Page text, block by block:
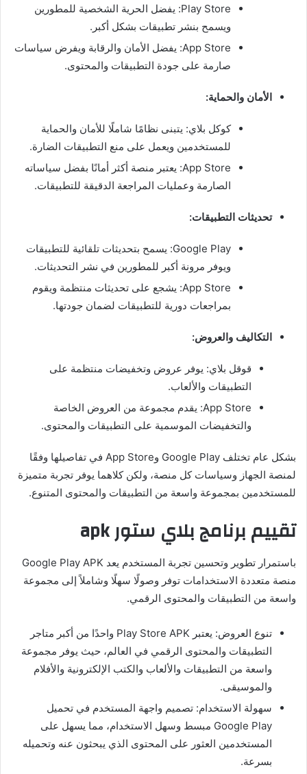
Play Store: يفضل الحرية الشخصية للمطورين
ويسمح بنشر تطبيقات بشكل أكبر.
App Store: يفضل الأمان والرقابة ويفرض سياسات
صارمة على جودة التطبيقات والمحتوى.
الأمان والحماية:
كوكل بلاي: يتبنى نظامًا شاملًا للأمان والحماية
للمستخدمين ويعمل على منع التطبيقات الضارة.
App Store: يعتبر منصة أكثر أمانًا بفضل سياساته
الصارمة وعمليات المراجعة الدقيقة للتطبيقات.
تحديثات التطبيقات:
Google Play: يسمح بتحديثات تلقائية للتطبيقات
ويوفر مرونة أكبر للمطورين في نشر التحديثات.
App Store: يشجع على تحديثات منتظمة ويقوم
بمراجعات دورية للتطبيقات لضمان جودتها.
التكاليف والعروض:
قوقل بلاي: يوفر عروض وتخفيضات منتظمة على
التطبيقات والألعاب.
App Store: يقدم مجموعة من العروض الخاصة
والتخفيضات الموسمية على التطبيقات والمحتوى.
بشكل عام تختلف Google Play وApp Store في تفاصيلها وفقًا
لمنصة الجهاز وسياسات كل منصة، ولكن كلاهما يوفر تجربة متميزة
للمستخدمين بمجموعة واسعة من التطبيقات والمحتوى المتنوع.
تقييم برنامج بلاي ستور apk
باستمرار تطوير وتحسين تجربة المستخدم يعد Google Play APK
منصة متعددة الاستخدامات توفر وصولًا سهلًا وشاملاً إلى مجموعة
واسعة من التطبيقات والمحتوى الرقمي.
تنوع العروض: يعتبر Play Store APK واحدًا من أكبر متاجر
التطبيقات والمحتوى الرقمي في العالم، حيث يوفر مجموعة
واسعة من التطبيقات والألعاب والكتب الإلكترونية والأفلام
والموسيقى.
سهولة الاستخدام: تصميم واجهة المستخدم في تحميل
Google Play مبسط وسهل الاستخدام، مما يسهل على
المستخدمين العثور على المحتوى الذي يبحثون عنه وتحميله
بسرعة.